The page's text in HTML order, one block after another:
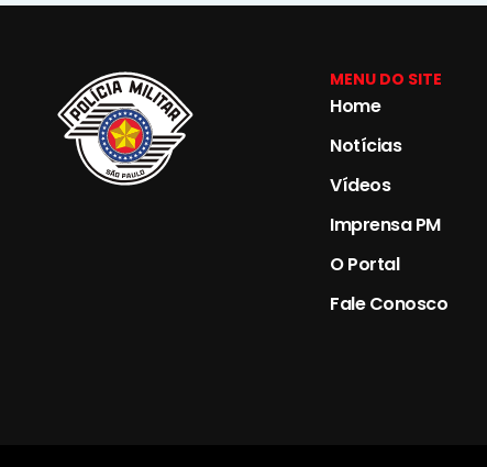
MENU DO SITE
Home
Notícias
Vídeos
Imprensa PM
O Portal
Fale Conosco